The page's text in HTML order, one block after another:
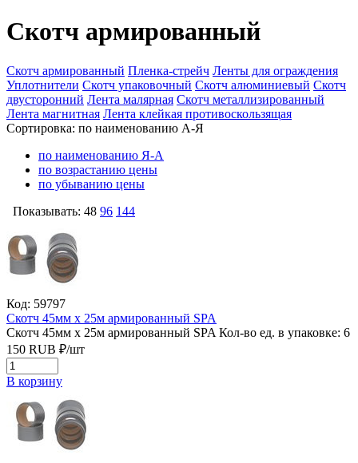
Скотч армированный
Скотч армированный Пленка-стрейч Ленты для ограждения
Уплотнители Скотч упаковочный Скотч алюминиевый Скотч
двусторонний Лента малярная Скотч металлизированный
Лента магнитная Лента клейкая противоскользящая
Сортировка: по наименованию А-Я
по наименованию Я-А
по возрастанию цены
по убыванию цены
Показывать: 48 96 144
Код: 59797
Скотч 45мм х 25м армированный SPA
Скотч 45мм х 25м армированный SPA Кол-во ед. в упаковке: 6
150 RUB ₽/шт
В корзину